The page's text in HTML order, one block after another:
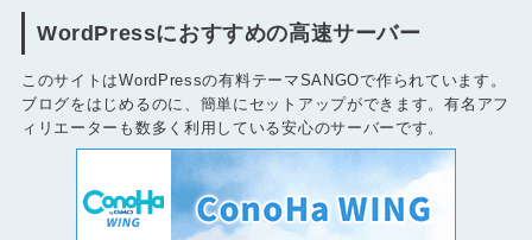
WordPressにおすすめの高速サーバー
このサイトはWordPressの有料テーマSANGOで作られています。
ブログをはじめるのに、簡単にセットアップができます。有名アフ
ィリエーターも数多く利用している安心のサーバーです。